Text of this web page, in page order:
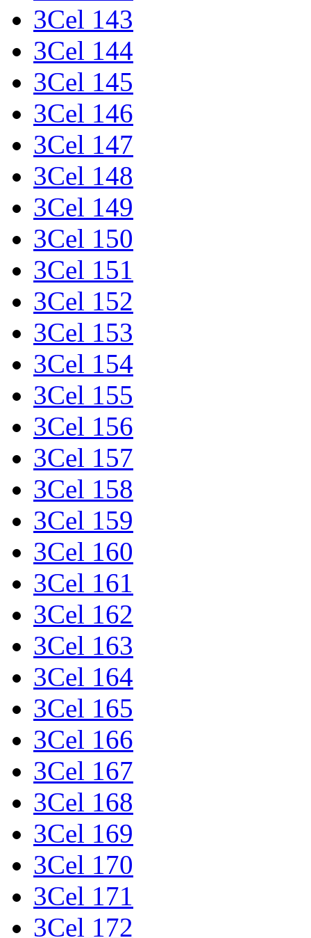
3Cel 143
3Cel 144
3Cel 145
3Cel 146
3Cel 147
3Cel 148
3Cel 149
3Cel 150
3Cel 151
3Cel 152
3Cel 153
3Cel 154
3Cel 155
3Cel 156
3Cel 157
3Cel 158
3Cel 159
3Cel 160
3Cel 161
3Cel 162
3Cel 163
3Cel 164
3Cel 165
3Cel 166
3Cel 167
3Cel 168
3Cel 169
3Cel 170
3Cel 171
3Cel 172